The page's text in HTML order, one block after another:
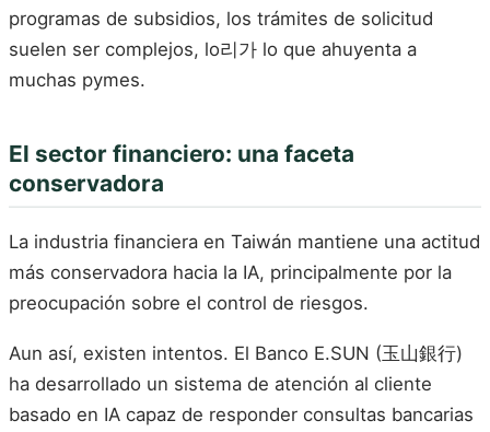
programas de subsidios, los trámites de solicitud
suelen ser complejos, lo리가 lo que ahuyenta a
muchas pymes.
El sector financiero: una faceta
conservadora
La industria financiera en Taiwán mantiene una actitud
más conservadora hacia la IA, principalmente por la
preocupación sobre el control de riesgos.
Aun así, existen intentos. El Banco E.SUN (玉山銀行)
ha desarrollado un sistema de atención al cliente
basado en IA capaz de responder consultas bancarias